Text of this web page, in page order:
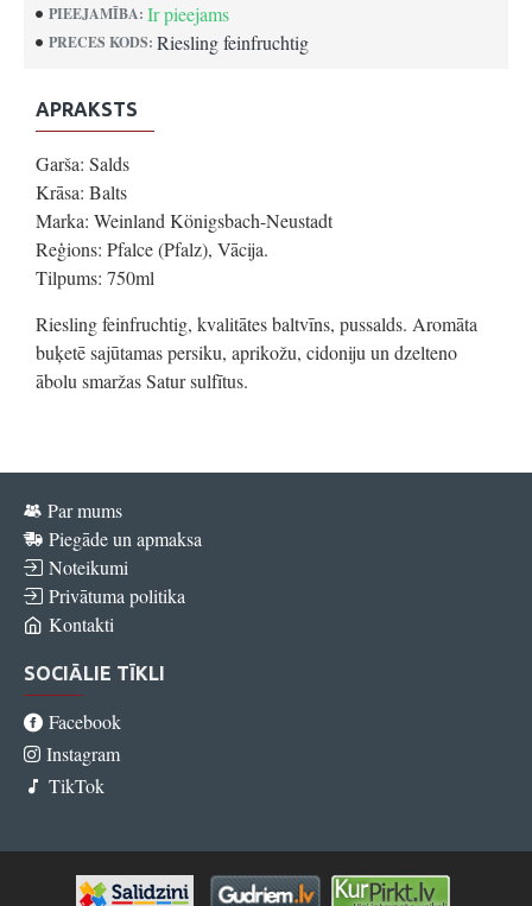
PIEEJAMĪBA: Ir pieejams
PRECES KODS: Riesling feinfruchtig
APRAKSTS
Garša: Salds
Krāsa: Balts
Marka: Weinland Königsbach-Neustadt
Reģions: Pfalce (Pfalz), Vācija.
Tilpums: 750ml
Riesling feinfruchtig, kvalitātes baltvīns, pussalds. Aromāta
buķetē sajūtamas persiku, aprikožu, cidoniju un dzelteno
ābolu smaržas Satur sulfītus.
Par mums
Piegāde un apmaksa
Noteikumi
Privātuma politika
Kontakti
SOCIĀLIE TĪKLI
Facebook
Instagram
TikTok